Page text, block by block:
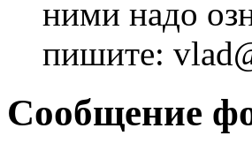
ними надо
пишите:
Сообщение